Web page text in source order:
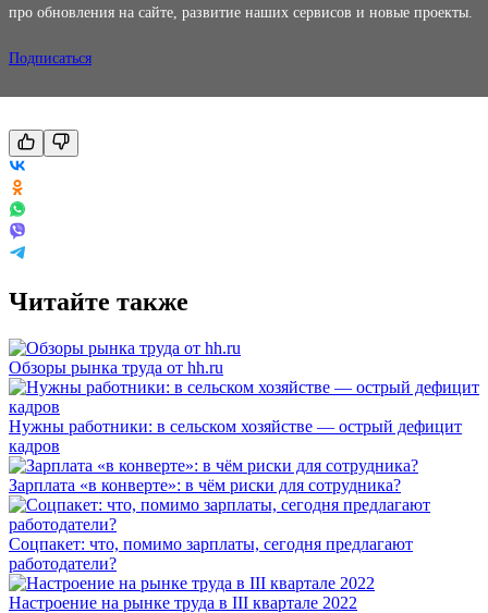
про обновления на сайте, развитие наших сервисов и новые проекты.
Подписаться
Читайте также
Обзоры рынка труда от hh.ru
Нужны работники: в сельском хозяйстве — острый дефицит
кадров
Зарплата «в конверте»: в чём риски для сотрудника?
Соцпакет: что, помимо зарплаты, сегодня предлагают
работодатели?
Настроение на рынке труда в III квартале 2022